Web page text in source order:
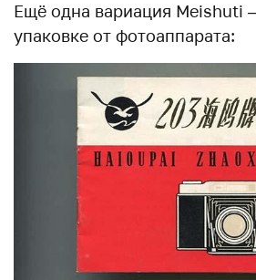
Ещё одна вариация Meishuti
упаковке от фотоаппарата: